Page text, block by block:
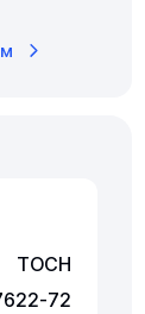
ТОСН
72